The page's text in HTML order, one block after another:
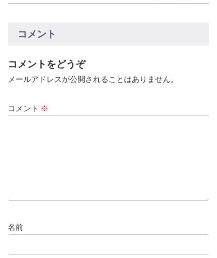
コメント
コメントをどうぞ
メールアドレスが公開されることはありません。
コメント ※
名前